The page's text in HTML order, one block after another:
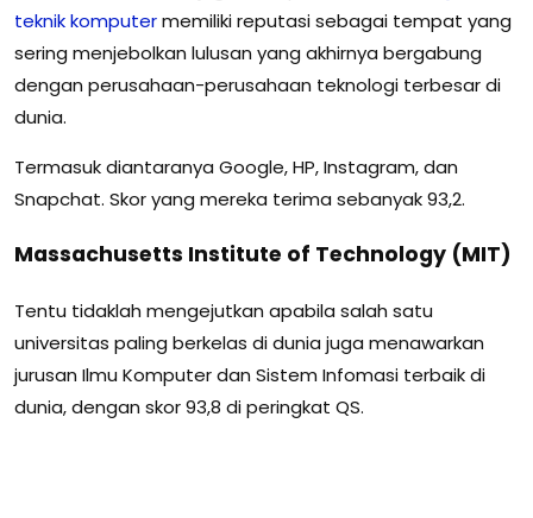
teknikkomputermemiliki reputasi sebagai tempat yang
sering menjebolkan lulusan yang akhirnya bergabung
dengan perusahaan-perusahaan teknologi terbesar di
dunia.
Termasuk diantaranya Google, HP, Instagram, dan
Snapchat. Skor yang mereka terima sebanyak 93,2.
Massachusetts Institute of Technology (MIT)
Tentu tidaklah mengejutkan apabila salah satu
universitas paling berkelas di dunia juga menawarkan
jurusan Ilmu Komputer dan Sistem Infomasi terbaik di
dunia, dengan skor 93,8 di peringkat QS.